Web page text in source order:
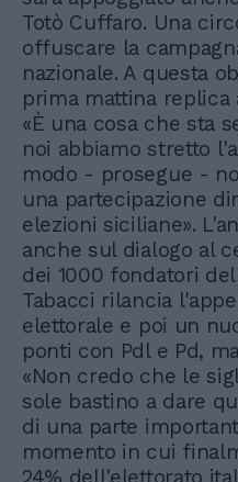
Totò Cuffaro. Una
offuscare la
nazionale. A questa
prima mattina replica
«È una cosa che sta
noi abbiamo stretto
modo - prosegue -
una partecipazione
elezioni siciliane».
anche sul dialogo al
dei 1000 fondatori
Tabacci rilancia
elettorale e poi un
ponti con Pdl e Pd,
«Non credo che le
sole bastino a dare
di una parte
momento in cui
24% dell'elettorato